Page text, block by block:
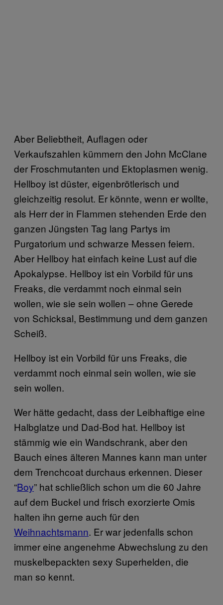
Aber Beliebtheit, Auflagen oder
Verkaufszahlen kümmern den John McClane
der Froschmutanten und Ektoplasmen wenig.
Hellboy ist düster, eigenbrötlerisch und
gleichzeitig resolut. Er könnte, wenn er wollte,
als Herr der in Flammen stehenden Erde den
ganzen Jüngsten Tag lang Partys im
Purgatorium und schwarze Messen feiern.
Aber Hellboy hat einfach keine Lust auf die
Apokalypse. Hellboy ist ein Vorbild für uns
Freaks, die verdammt noch einmal sein
wollen, wie sie sein wollen – ohne Gerede
von Schicksal, Bestimmung und dem ganzen
Scheiß.
Hellboy ist ein Vorbild für uns Freaks, die
verdammt noch einmal sein wollen, wie sie
sein wollen.
Wer hätte gedacht, dass der Leibhaftige eine
Halbglatze und Dad-Bod hat. Hellboy ist
stämmig wie ein Wandschrank, aber den
Bauch eines älteren Mannes kann man unter
dem Trenchcoat durchaus erkennen. Dieser
“Boy” hat schließlich schon um die 60 Jahre
auf dem Buckel und frisch exorzierte Omis
halten ihn gerne auch für den
Weihnachtsmann. Er war jedenfalls schon
immer eine angenehme Abwechslung zu den
muskelbepackten sexy Superhelden, die
man so kennt.